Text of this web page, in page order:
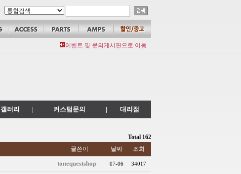
이벤트 및 문의게시판으로 이동
갤러리 | 커스텀문의 | 대리점
Total 162
글쓴이 날짜 조회
tonequestshop 07-06 34017